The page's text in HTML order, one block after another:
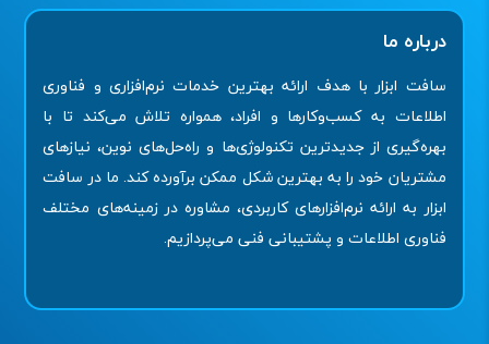
درباره ما
سافت ابزار با هدف ارائه بهترین خدمات نرم‌افزاری و فناوری
اطلاعات به کسب‌وکارها و افراد، همواره تلاش می‌کند تا با
بهره‌گیری از جدیدترین تکنولوژی‌ها و راه‌حل‌های نوین، نیازهای
مشتریان خود را به بهترین شکل ممکن برآورده کند. ما در سافت
ابزار به ارائه نرم‌افزارهای کاربردی، مشاوره در زمینه‌های مختلف
فناوری اطلاعات و پشتیبانی فنی می‌پردازیم.